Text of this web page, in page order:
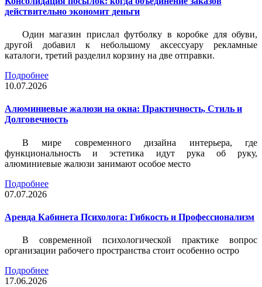
действительно экономит деньги
Один магазин прислал футболку в коробке для обуви,
другой добавил к небольшому аксессуару рекламные
каталоги, третий разделил корзину на две отправки.
Подробнее
10.07.2026
Алюминиевые жалюзи на окна: Практичность, Стиль и
Долговечность
В мире современного дизайна интерьера, где
функциональность и эстетика идут рука об руку,
алюминиевые жалюзи занимают особое место
Подробнее
07.07.2026
Аренда Кабинета Психолога: Гибкость и Профессионализм
В современной психологической практике вопрос
организации рабочего пространства стоит особенно остро
Подробнее
17.06.2026